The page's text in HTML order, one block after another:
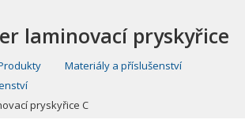
laminovací pryskyřice
Materiály a příslušenství
pryskyřice C